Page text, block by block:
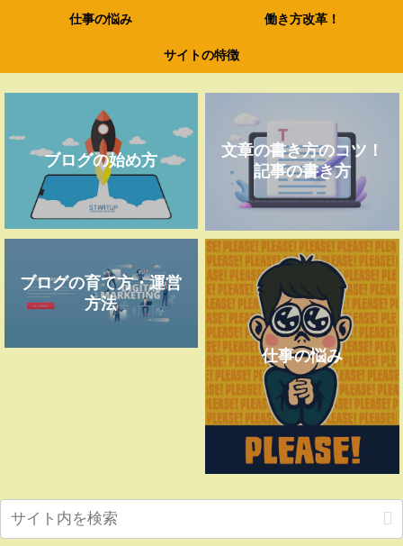
仕事の悩み 働き方改革！
サイトの特徴
ブログの始め方
文章の書き方のコツ！
記事の書き方
ブログの育て方・運営
方法
仕事の悩み